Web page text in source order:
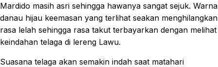
Mardido masih asri sehingga hawanya sangat sejuk. Warna
danau hijau keemasan yang terlihat seakan menghilangkan
rasa lelah sehingga rasa takut terbayarkan dengan melihat
keindahan telaga di lereng Lawu.
Suasana telaga akan semakin indah saat matahari